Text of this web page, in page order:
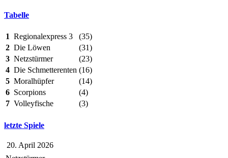
Tabelle
1 Regionalexpress 3
(35)
2 Die Löwen
(31)
3 Netzstürmer
(23)
4 Die Schmetterenten (16)
5 Moralhüpfer
(14)
6 Scorpions
(4)
7 Volleyfische (3)
letzte Spiele
20. April 2026